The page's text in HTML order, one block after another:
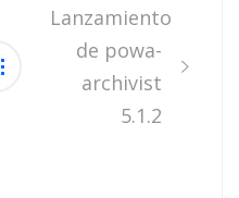
Lanzamiento
de powa-
archivist
5.1.2